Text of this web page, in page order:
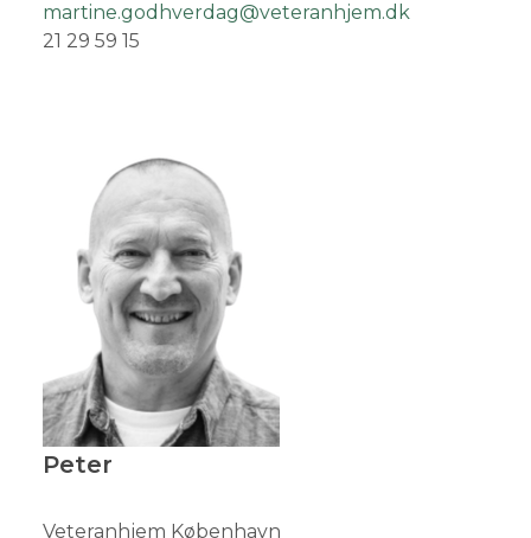
martine.godhverdag@veteranhjem.dk
21 29 59 15
Peter
Veteranhjem København